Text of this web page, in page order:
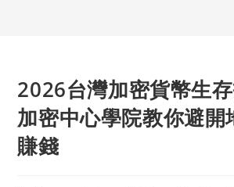
2026台灣加密貨幣生
加密中心學院教你避開
賺錢